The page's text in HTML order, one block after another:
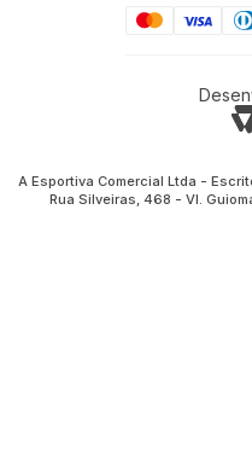
A Esportiva Comercial Ltda -
Rua Silveiras, 468 - Vl.